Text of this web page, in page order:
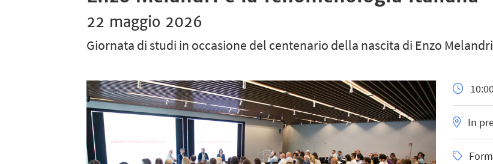
22 maggio 2026
Giornata di studi in occasione del centenario della nascita di Enzo Melandri
In